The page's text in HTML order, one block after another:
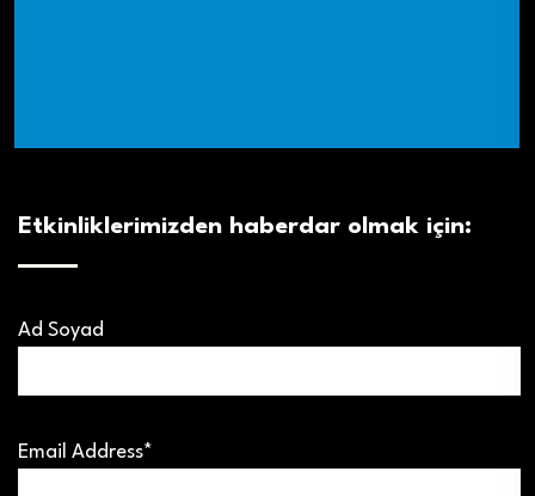
Etkinliklerimizden haberdar olmak için:
Ad Soyad
Email Address*